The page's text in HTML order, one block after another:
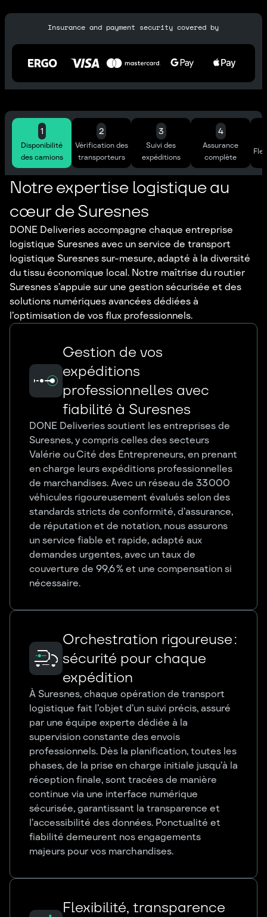
1
Disponibilité
des camions
2
Vérification des
transporteurs
3
Suivi des
expéditions
4
Assurance
complète
Insurance and payment security covered by
Notre expertise logistique au
cœur de Suresnes
DONE Deliveries accompagne chaque entreprise
logistique Suresnes avec un service de transport
logistique Suresnes sur-mesure, adapté à la diversité
du tissu économique local. Notre maîtrise du routier
Suresnes s’appuie sur une gestion sécurisée et des
solutions numériques avancées dédiées à
l’optimisation de vos flux professionnels.
Gestion de vos
expéditions
professionnelles avec
fiabilité à Suresnes
DONE Deliveries soutient les entreprises de
Suresnes, y compris celles des secteurs
Valérie ou Cité des Entrepreneurs, en prenant
en charge leurs expéditions professionnelles
de marchandises. Avec un réseau de 33 000
véhicules rigoureusement évalués selon des
standards stricts de conformité, d’assurance,
de réputation et de notation, nous assurons
un service fiable et rapide, adapté aux
demandes urgentes, avec un taux de
couverture de 99,6 % et une compensation si
nécessaire.
Orchestration rigoureuse :
sécurité pour chaque
expédition
À Suresnes, chaque opération de transport
logistique fait l’objet d’un suivi précis, assuré
par une équipe experte dédiée à la
supervision constante des envois
professionnels. Dès la planification, toutes les
phases, de la prise en charge initiale jusqu’à la
réception finale, sont tracées de manière
continue via une interface numérique
sécurisée, garantissant la transparence et
l’accessibilité des données. Ponctualité et
fiabilité demeurent nos engagements
majeurs pour vos marchandises.
Flexibilité, transparence